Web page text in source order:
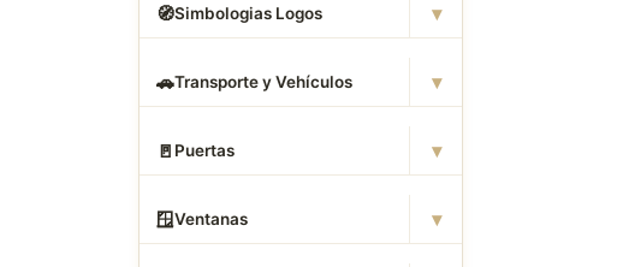
🧭Simbologias Logos ▾
🚗Transporte y Vehículos ▾
🚪 Puertas ▾
🪟Ventanas ▾